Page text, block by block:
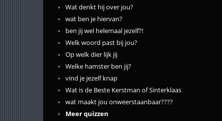
Wat denkt hij over jou?
wat ben je hiervan?
ben jij wel helemaal jezelf?!
Welk woord past bij jou?
Op welk dier lijk jij
Welke hamster ben jij?
vind je jezelf knap
Wat is de Beste Kerstman of Sinterklaas
wat maakt jou onweerstaanbaar????
Meer quizzen